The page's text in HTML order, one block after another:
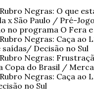
Negras: O que
x São Paulo / Pré-
no programa O Fera e
Negras: Caça ao
saídas/ Decisão no Sul
Negras:
Copa do Brasil /
Negras: Caça ao
no Sul